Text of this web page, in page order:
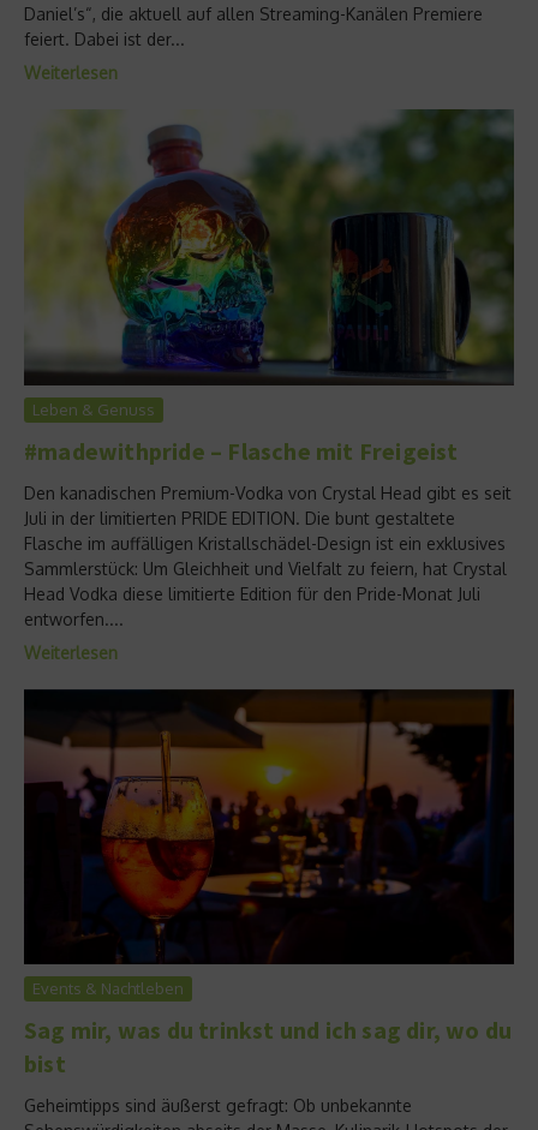
Daniel’s“, die aktuell auf allen Streaming-Kanälen Premiere
feiert. Dabei ist der...
Weiterlesen
Leben & Genuss
#madewithpride – Flasche mit Freigeist
Den kanadischen Premium-Vodka von Crystal Head gibt es seit
Juli in der limitierten PRIDE EDITION. Die bunt gestaltete
Flasche im auffälligen Kristallschädel-Design ist ein exklusives
Sammlerstück: Um Gleichheit und Vielfalt zu feiern, hat Crystal
Head Vodka diese limitierte Edition für den Pride-Monat Juli
entworfen....
Weiterlesen
Events & Nachtleben
Sag mir, was du trinkst und ich sag dir, wo du
bist
Geheimtipps sind äußerst gefragt: Ob unbekannte